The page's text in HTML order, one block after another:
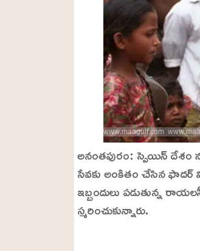
అనంతపురం: స్పెయిన్‌ దేశం
సేవకు అంకితం చేసిన ఫాదర్
ఇబ్బందులు పడుతున్న
స్మరించుకున్నారు.